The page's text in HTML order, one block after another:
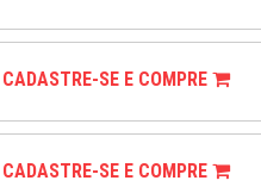
CADASTRE-SE E COMPRE
CADASTRE-SE E COMPRE